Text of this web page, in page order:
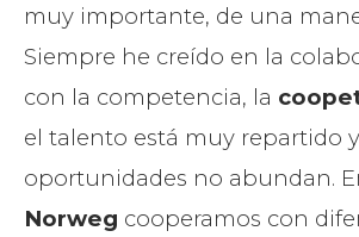
muy importante, de una
Siempre he creído en la
con la competencia, la
el talento está muy repartido
oportunidades no abundan.
Norweg cooperamos con